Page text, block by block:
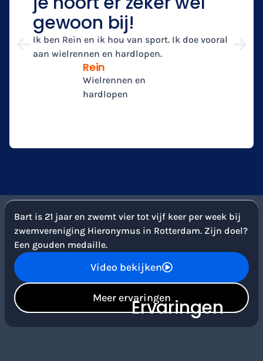
gewoon bij!
Ik ben Rein en ik hou van sport. Ik doe vooral
aan wielrennen en hardlopen.
Rein
Wielrennen en
hardlopen
Bart is 21 jaar en zwemt vier tot vijf keer per week bij
zwemvereniging Hieronymus in Rotterdam. Zijn doel?
Een gouden medaille.
Video bekijken
Meer ervaringenErvaringen